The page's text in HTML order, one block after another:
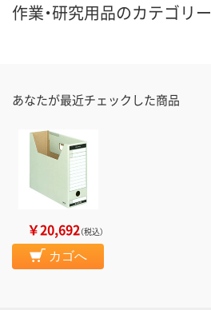
作業・研究用品のカテゴリー
あなたが最近チェックした商品
￥20,692（税込）
カゴへ